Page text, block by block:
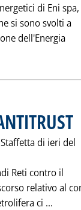
di Eni spa,
si sono svolti a
dell'Energia
.
di ieri del
Reti contro il
relativo al
ci ...